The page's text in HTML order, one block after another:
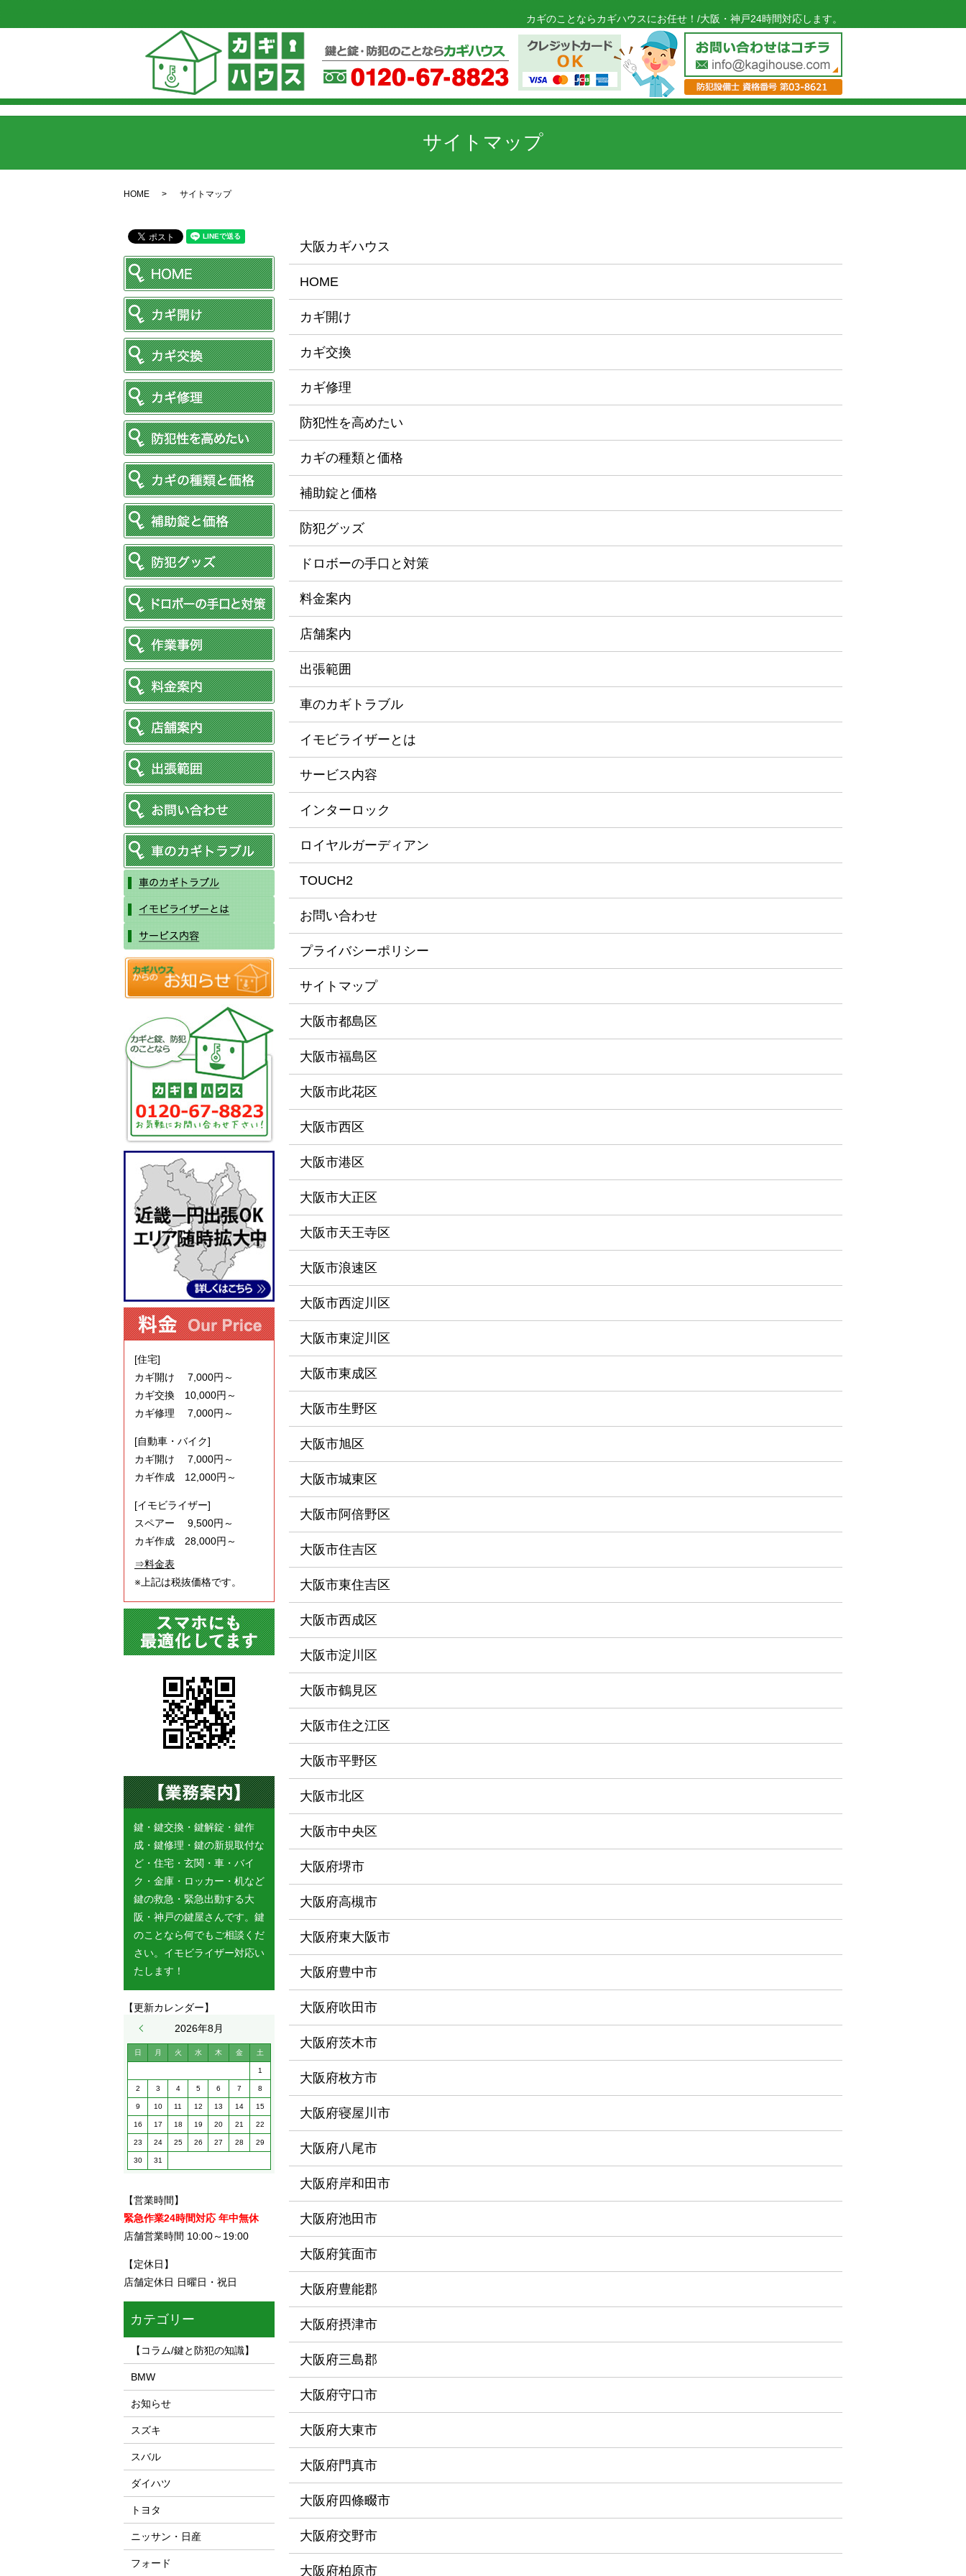
カギのことならカギハウスにお任せ！/大阪・神戸24時間対応します。
サイトマップ
HOME サイトマップ
大阪カギハウス
HOME
カギ開け
カギ交換
カギ修理
防犯性を高めたい
カギの種類と価格
補助錠と価格
防犯グッズ
ドロボーの手口と対策
料金案内
店舗案内
出張範囲
車のカギトラブル
イモビライザーとは
サービス内容
インターロック
ロイヤルガーディアン
TOUCH2
お問い合わせ
プライバシーポリシー
サイトマップ
大阪市都島区
大阪市福島区
大阪市此花区
大阪市西区
大阪市港区
大阪市大正区
大阪市天王寺区
大阪市浪速区
大阪市西淀川区
大阪市東淀川区
大阪市東成区
大阪市生野区
大阪市旭区
大阪市城東区
大阪市阿倍野区
大阪市住吉区
大阪市東住吉区
大阪市西成区
大阪市淀川区
大阪市鶴見区
大阪市住之江区
大阪市平野区
大阪市北区
大阪市中央区
大阪府堺市
大阪府高槻市
大阪府東大阪市
大阪府豊中市
大阪府吹田市
大阪府茨木市
大阪府枚方市
大阪府寝屋川市
大阪府八尾市
大阪府岸和田市
大阪府池田市
大阪府箕面市
大阪府豊能郡
大阪府摂津市
大阪府三島郡
大阪府守口市
大阪府大東市
大阪府門真市
大阪府四條畷市
大阪府交野市
大阪府柏原市
[住宅]
カギ開け 7,000円～
カギ交換 10,000円～
カギ修理 7,000円～
[自動車・バイク]
カギ開け 7,000円～
カギ作成 12,000円～
[イモビライザー]
スペアー 9,500円～
カギ作成 28,000円～
⇒料金表
※上記は税抜価格です。
鍵・鍵交換・鍵解錠・鍵作
成・鍵修理・鍵の新規取付な
ど・住宅・玄関・車・バイ
ク・金庫・ロッカー・机など
鍵の救急・緊急出動する大
阪・神戸の鍵屋さんです。鍵
のことなら何でもご相談くだ
さい。イモビライザー対応い
たします！
【更新カレンダー】
2026年8月
日 月 火 水 木 金 土
1
2 3 4 5 6 7 8
9 10 11 12 13 14 15
16 17 18 19 20 21 22
23 24 25 26 27 28 29
30 31
【営業時間】
緊急作業24時間対応 年中無休
店舗営業時間 10:00～19:00
【定休日】
店舗定休日 日曜日・祝日
カテゴリー
【コラム/鍵と防犯の知識】
BMW
お知らせ
スズキ
スバル
ダイハツ
トヨタ
ニッサン・日産
フォード